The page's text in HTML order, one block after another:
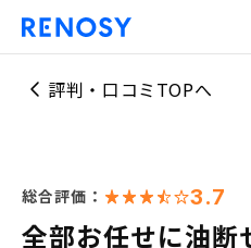
評判・口コミTOPへ
総合評価： 3.7
全部お任せに油断